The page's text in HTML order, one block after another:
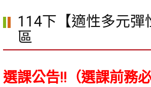
區
114下【適性多元彈
區
選課公告!!（選課前務必